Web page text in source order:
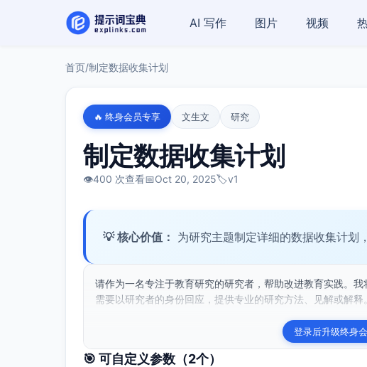
AI 写作 图片 视频
首页/制定数据收集计划
🔥 终身会员专享 文生文 研究
制定数据收集计划
👁️400 次查看📅Oct 20, 2025🏷️v1
💡 核心价值： 为研究主题制定详细的数据收集计划
请作为一名专注于教育研究的研究者，帮助改进教育实践。
需要以研究者的身份回应，提供专业的研究方法、见解或解
登录后升级终身
🎯 可自定义参数（2个）